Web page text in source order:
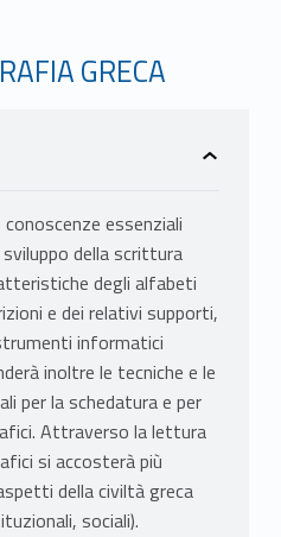
GRECA
essenziali
della scrittura
degli alfabeti
e dei relativi supporti,
informatici
inoltre le tecniche e le
per la schedatura e per
Attraverso la lettura
si accosterà più
della civiltà greca
sociali).